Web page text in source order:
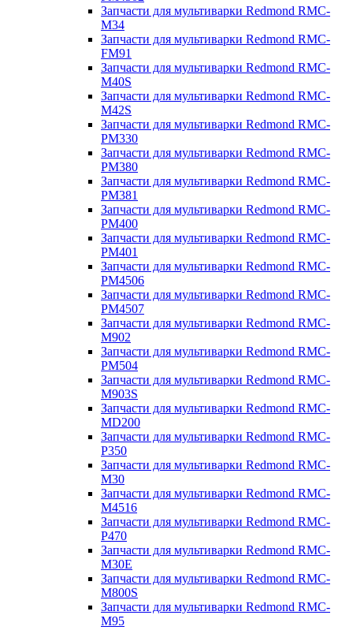
Запчасти для мультиварки Redmond RMC-
M34
Запчасти для мультиварки Redmond RMC-
FM91
Запчасти для мультиварки Redmond RMC-
M40S
Запчасти для мультиварки Redmond RMC-
M42S
Запчасти для мультиварки Redmond RMC-
PM330
Запчасти для мультиварки Redmond RMC-
PM380
Запчасти для мультиварки Redmond RMC-
PM381
Запчасти для мультиварки Redmond RMC-
PM400
Запчасти для мультиварки Redmond RMC-
PM401
Запчасти для мультиварки Redmond RMC-
PM4506
Запчасти для мультиварки Redmond RMC-
PM4507
Запчасти для мультиварки Redmond RMC-
M902
Запчасти для мультиварки Redmond RMC-
PM504
Запчасти для мультиварки Redmond RMC-
M903S
Запчасти для мультиварки Redmond RMC-
MD200
Запчасти для мультиварки Redmond RMC-
P350
Запчасти для мультиварки Redmond RMC-
M30
Запчасти для мультиварки Redmond RMC-
M4516
Запчасти для мультиварки Redmond RMC-
P470
Запчасти для мультиварки Redmond RMC-
M30E
Запчасти для мультиварки Redmond RMC-
M800S
Запчасти для мультиварки Redmond RMC-
M95